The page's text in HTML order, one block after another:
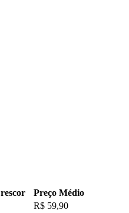
Preço Médio
R$ 59,90